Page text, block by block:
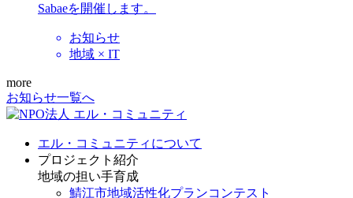
Sabaeを開催します。
お知らせ
地域 × IT
more
お知らせ一覧へ
エル・コミュニティについて
プロジェクト紹介
地域の担い手育成
鯖江市地域活性化プランコンテスト